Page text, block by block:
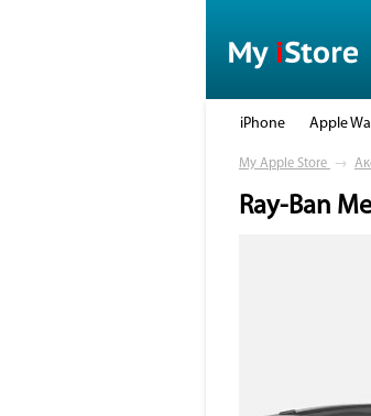
iPhone Apple
My Apple Store →
Ray-Ban